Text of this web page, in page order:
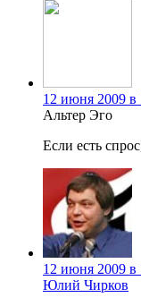
12 июня 2009 в
Альтер Эго
Если есть
12 июня 2009 в
Юлий Чирков